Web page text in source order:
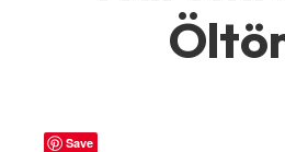
Save